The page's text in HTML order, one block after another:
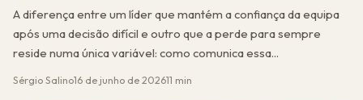
A diferença entre um líder que mantém a confiança da equipa
após uma decisão difícil e outro que a perde para sempre
reside numa única variável: como comunica essa...
Sérgio Salino16 de junho de 202611 min